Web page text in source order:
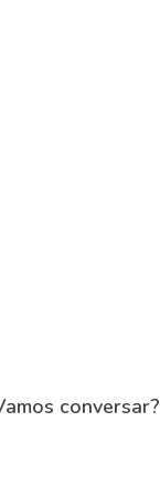
conversar?